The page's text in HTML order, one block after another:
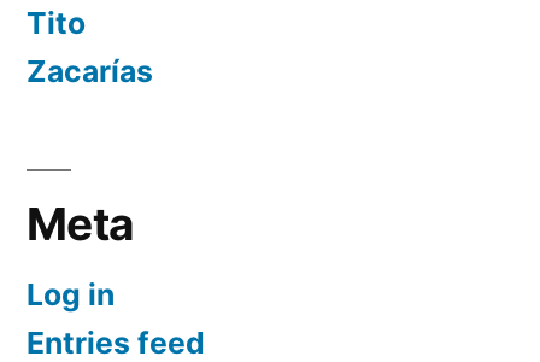
Tito
Zacarías
Meta
Log in
Entries feed